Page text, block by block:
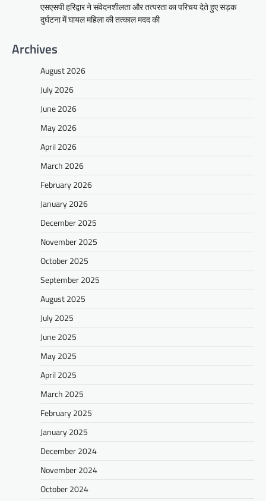
एसएसपी हरिद्वार ने संवेदनशीलता और तत्परता का परिचय देते हुए सड़क
दुर्घटना में घायल महिला की तत्काल मदद की
Archives
August 2026
July 2026
June 2026
May 2026
April 2026
March 2026
February 2026
January 2026
December 2025
November 2025
October 2025
September 2025
August 2025
July 2025
June 2025
May 2025
April 2025
March 2025
February 2025
January 2025
December 2024
November 2024
October 2024